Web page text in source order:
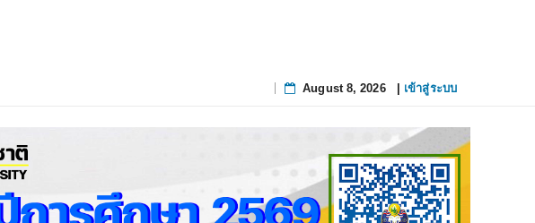
August 8, 2026| เข้าสู่ระบบ